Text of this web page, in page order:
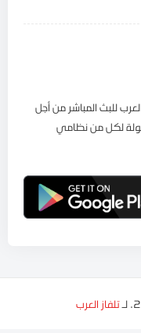
للبث المباشر من أجل
لكل من نظامي
تلفاز العرب